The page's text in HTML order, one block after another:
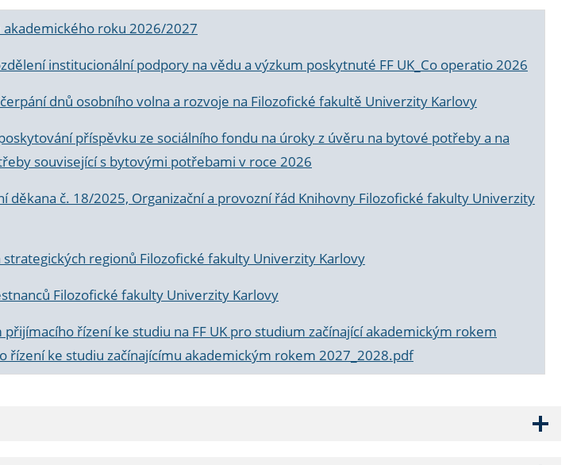
roku 2026/2027
institucionální podpory na vědu a výzkum poskytnuté FF UK_Co operatio 2026
dnů osobního volna a rozvoje na Filozofické fakultě Univerzity Karlovy
příspěvku ze sociálního fondu na úroky z úvěru na bytové potřeby a na
související s bytovými potřebami v roce 2026
děkana č. 18/2025, Organizační a provozní řád Knihovny Filozofické fakulty Univerzity
regionů Filozofické fakulty Univerzity Karlovy
Filozofické fakulty Univerzity Karlovy
řízení ke studiu na FF UK pro studium začínající akademickým rokem
řízení ke studiu začínajícímu akademickým rokem 2027_2028.pdf